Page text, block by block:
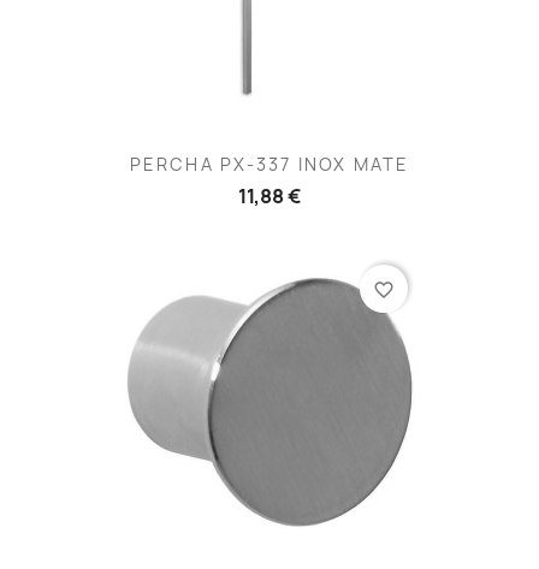
PERCHA PX-337 INOX MATE
11,88 €
favorite_border